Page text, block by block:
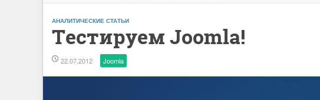
АНАЛИТИЧЕСКИЕ СТАТЬИ
Тестируем Joomla!
22.07.2012 Joomla